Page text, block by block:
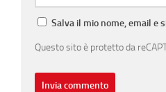
Salva il mio nome, email e
Questo sito è protetto da